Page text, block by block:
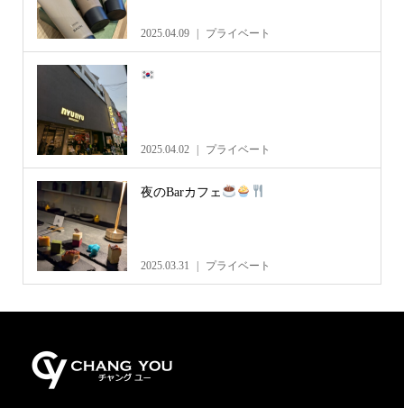
2025.04.09 プライベート
2025.04.02 プライベート
夜のBarカフェ
2025.03.31 プライベート